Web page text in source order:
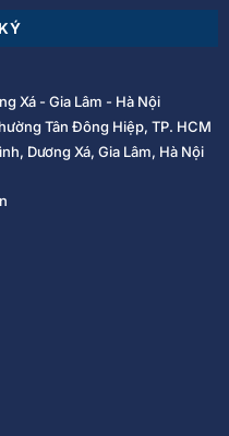
Xá - Gia Lâm - Hà Nội
Tân Đông Hiệp, TP. HCM
Dương Xá, Gia Lâm, Hà Nội